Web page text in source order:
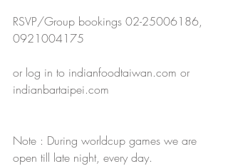
RSVP/Group bookings 02-25006186,
0921004175
or log in to indianfoodtaiwan.com or
indianbartaipei.com
Note : During worldcup games we are
open till late night, every day.